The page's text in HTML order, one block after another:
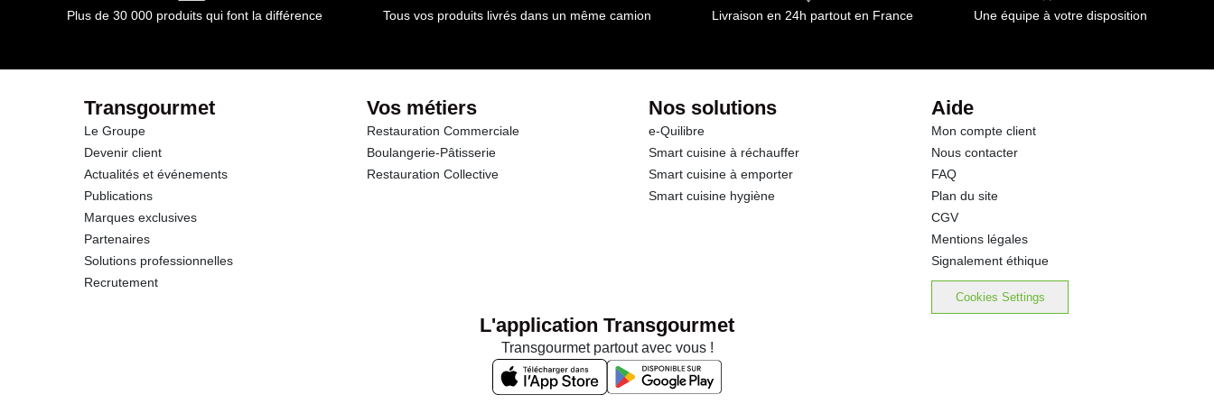
Plus de 30 000 produits qui font la différence Tous vos produits livrés dans un même camion Livraison en 24h partout en France Une équipe à votre disposition
Transgourmet
Le Groupe
Devenir client
Actualités et événements
Publications
Marques exclusives
Partenaires
Solutions professionnelles
Recrutement
Vos métiers
Restauration Commerciale
Boulangerie-Pâtisserie
Restauration Collective
Nos solutions
e-Quilibre
Smart cuisine à réchauffer
Smart cuisine à emporter
Smart cuisine hygiène
Aide
Mon compte client
Nous contacter
FAQ
Plan du site
CGV
Mentions légales
Signalement éthique
Cookies Settings
L'application Transgourmet
Transgourmet partout avec vous !